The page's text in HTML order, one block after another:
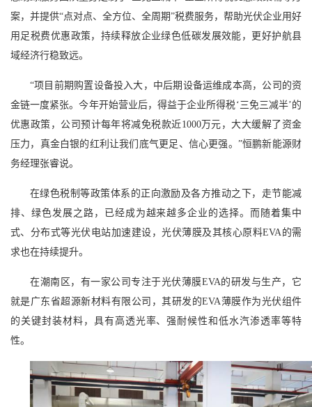
案，并提供“点对点、全方位、全周期”税费服务，帮助光伏企业用好
用足税费优惠政策，持续释放企业绿色低碳发展效能，更好护航县
域经济行稳致远。
“项目前期购置设备投入大，中后期设备运维成本高，公司的资
金链一度紧张。今年开始营业后，得益于企业所得税‘三免三减半’的
优惠政策，公司预计每年将减免税款近1000万元，大大缓解了资金
压力，真金白银的红利让我们底气更足、信心更强。”恒鹏新能源财
务经理张睿说。
在绿色税制等政策体系的正向激励及各方推动之下，走节能减
排、绿色发展之路，已经成为越来越多企业的选择。而随着集中
式、分布式等光伏电站加速建设，光伏薄膜及其核心原料EVA的需
求也在持续提升。
在潮南区，有一家公司专注于光伏薄膜EVA的研发与生产，它
就是广东省超源新材料有限公司，其研发的EVA薄膜作为光伏组件
的关键封装材料，具有高透光率、强耐候性和低水汽渗透率等特
性。